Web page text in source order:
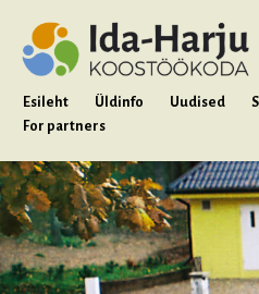
Esileht Üldinfo Uudised
For partners